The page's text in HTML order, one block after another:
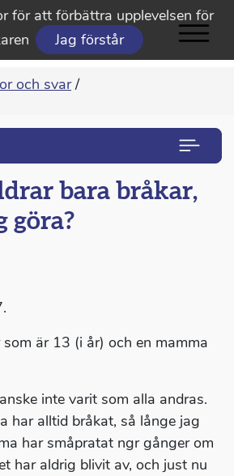
för att förbättra upplevelsen för
Jag förstår
och svar /
bara bråkar,
göra?
är 13 (i år) och en mamma
inte varit som alla andras.
har alltid bråkat, så långe jag
har småpratat ngr gånger om
har aldrig blivit av, och just nu